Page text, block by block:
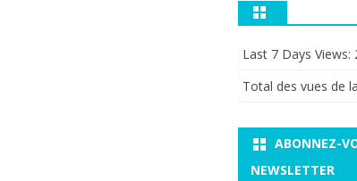
Last 7 Days Views:
Total des vues de
ABONNEZ-
NEWSLETTER